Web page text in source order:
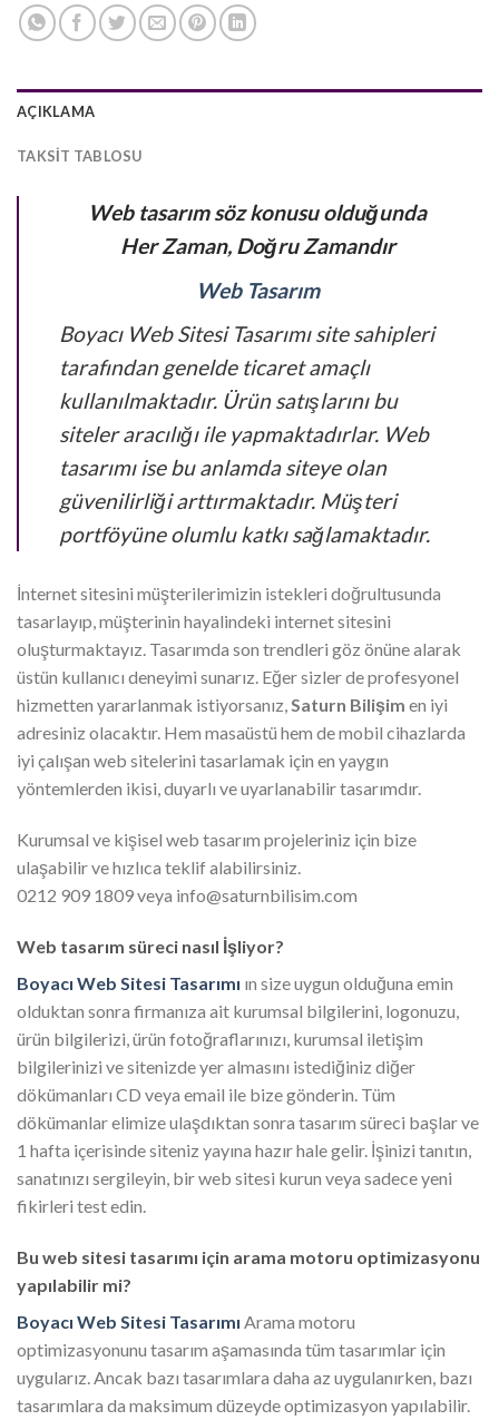
AÇIKLAMA
TAKSIT TABLOSU
Web tasarım söz konusu olduğunda
Her Zaman, Doğru Zamandır
Web Tasarım
Boyacı Web Sitesi Tasarımı site sahipleri
tarafından genelde ticaret amaçlı
kullanılmaktadır. Ürün satışlarını bu
siteler aracılığı ile yapmaktadırlar. Web
tasarımı ise bu anlamda siteye olan
güvenilirliği arttırmaktadır. Müşteri
portföyüne olumlu katkı sağlamaktadır.
İnternet sitesini müşterilerimizin istekleri doğrultusunda
tasarlayıp, müşterinin hayalindeki internet sitesini
oluşturmaktayız. Tasarımda son trendleri göz önüne alarak
üstün kullanıcı deneyimi sunarız. Eğer sizler de profesyonel
hizmetten yararlanmak istiyorsanız,Saturn Bilişim en iyi
adresiniz olacaktır. Hem masaüstü hem de mobil cihazlarda
iyi çalışan web sitelerini tasarlamak için en yaygın
yöntemlerden ikisi, duyarlı ve uyarlanabilir tasarımdır.
Kurumsal ve kişisel web tasarım projeleriniz için bize
ulaşabilir ve hızlıca teklif alabilirsiniz.
0212 909 1809 veya info@saturnbilisim.com
Web tasarım süreci nasıl İşliyor?
Boyacı Web Sitesi Tasarımı ın size uygun olduğuna emin
olduktan sonra firmanıza ait kurumsal bilgilerini, logonuzu,
ürün bilgilerizi, ürün fotoğraflarınızı, kurumsal iletişim
bilgilerinizi ve sitenizde yer almasını istediğiniz diğer
dökümanları CD veya email ile bize gönderin. Tüm
dökümanlar elimize ulaşdıktan sonra tasarım süreci başlar ve
1 hafta içerisinde siteniz yayına hazır hale gelir. İşinizi tanıtın,
sanatınızı sergileyin, bir web sitesi kurun veya sadece yeni
fikirleri test edin.
Bu web sitesi tasarımı için arama motoru optimizasyonu
yapılabilir mi?
Boyacı Web Sitesi Tasarımı Arama motoru
optimizasyonunu tasarım aşamasında tüm tasarımlar için
uygularız. Ancak bazı tasarımlara daha az uygulanırken, bazı
tasarımlara da maksimum düzeyde optimizasyon yapılabilir.